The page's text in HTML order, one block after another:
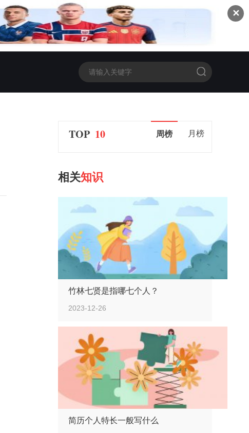
✕
TOP 10 周榜 月榜
相关知识
竹林七贤是指哪七个人？
2023-12-26
简历个人特长一般写什么